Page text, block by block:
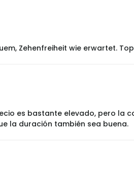
Zehenfreiheit wie erwartet. Top
es bastante elevado, pero la
la duración también sea buena.